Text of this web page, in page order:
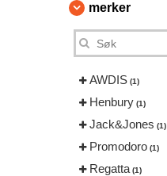
merker
AWDIS (1)
Henbury (1)
Jack&Jones (1)
Promodoro (1)
Regatta (1)